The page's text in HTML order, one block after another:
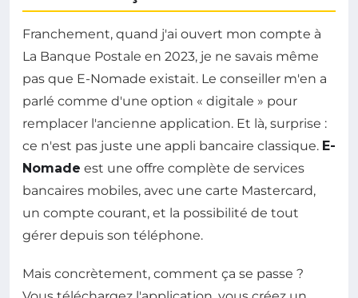
Franchement, quand j'ai ouvert mon compte à
La Banque Postale en 2023, je ne savais même
pas que E-Nomade existait. Le conseiller m'en a
parlé comme d'une option « digitale » pour
remplacer l'ancienne application. Et là, surprise :
ce n'est pas juste une appli bancaire classique. E-
Nomade est une offre complète de services
bancaires mobiles, avec une carte Mastercard,
un compte courant, et la possibilité de tout
gérer depuis son téléphone.
Mais concrètement, comment ça se passe ?